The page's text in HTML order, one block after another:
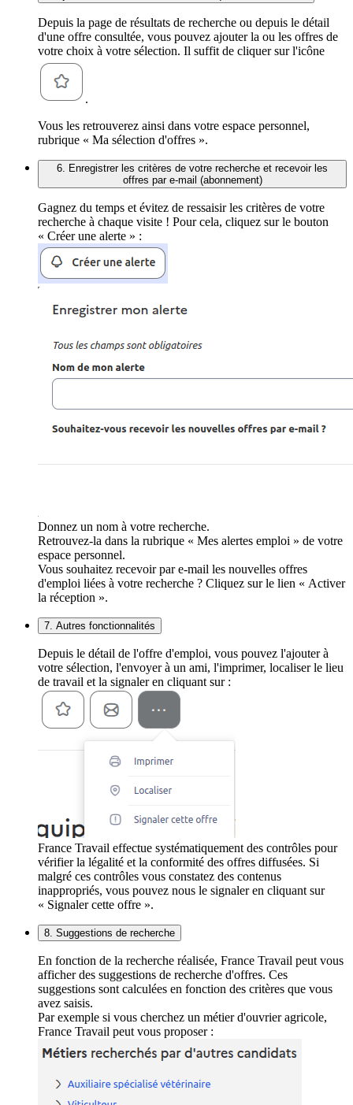
Depuis la page de résultats de recherche ou depuis le détail
d'une offre consultée, vous pouvez ajouter la ou les offres de
votre choix à votre sélection. Il suffit de cliquer sur l'icône
.
Vous les retrouverez ainsi dans votre espace personnel,
rubrique « Ma sélection d'offres ».
6. Enregistrer les critères de votre recherche et recevoir les
offres par e-mail (abonnement)
Gagnez du temps et évitez de ressaisir les critères de votre
recherche à chaque visite ! Pour cela, cliquez sur le bouton
« Créer une alerte » :
Donnez un nom à votre recherche.
Retrouvez-la dans la rubrique « Mes alertes emploi » de votre
espace personnel.
Vous souhaitez recevoir par e-mail les nouvelles offres
d'emploi liées à votre recherche ? Cliquez sur le lien « Activer
la réception ».
7. Autres fonctionnalités
Depuis le détail de l'offre d'emploi, vous pouvez l'ajouter à
votre sélection, l'envoyer à un ami, l'imprimer, localiser le lieu
de travail et la signaler en cliquant sur :
France Travail effectue systématiquement des contrôles pour
vérifier la légalité et la conformité des offres diffusées. Si
malgré ces contrôles vous constatez des contenus
inappropriés, vous pouvez nous le signaler en cliquant sur
« Signaler cette offre ».
8. Suggestions de recherche
En fonction de la recherche réalisée, France Travail peut vous
afficher des suggestions de recherche d'offres. Ces
suggestions sont calculées en fonction des critères que vous
avez saisis.
Par exemple si vous cherchez un métier d'ouvrier agricole,
France Travail peut vous proposer :